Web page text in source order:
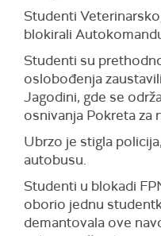
Studenti
blokirali
Studenti su
oslobođenja
Jagodini, gde se
osnivanja Pokreta za
Ubrzo je stigla
autobusu.
Studenti u blokadi
oborio jednu
demantovala ove